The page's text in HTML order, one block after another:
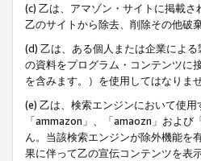
(c) 乙は、アマゾン・サイトに掲載
乙のサイトから除去、削除その他破
(d) 乙は、ある個人または企業によ
の資料をプログラム・コンテンツに
を含みます。）を使用してはなりま
(e) 乙は、検索エンジンにおいて使
「ammazon」、「amaozn」およ
ん。当該検索エンジンが除外機能を
果に伴って乙の宣伝コンテンツを表